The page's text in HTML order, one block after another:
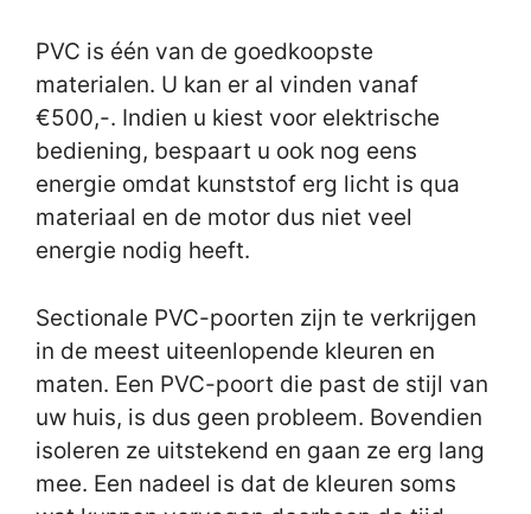
PVC is één van de goedkoopste
materialen. U kan er al vinden vanaf
€500,-. Indien u kiest voor elektrische
bediening, bespaart u ook nog eens
energie omdat kunststof erg licht is qua
materiaal en de motor dus niet veel
energie nodig heeft.
Sectionale PVC-poorten zijn te verkrijgen
in de meest uiteenlopende kleuren en
maten. Een PVC-poort die past de stijl van
uw huis, is dus geen probleem. Bovendien
isoleren ze uitstekend en gaan ze erg lang
mee. Een nadeel is dat de kleuren soms